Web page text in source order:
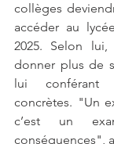
collèges
accéder au
2025. Selon
donner plus de
lui conférant
concrètes. "Un
c’est un
conséquences",